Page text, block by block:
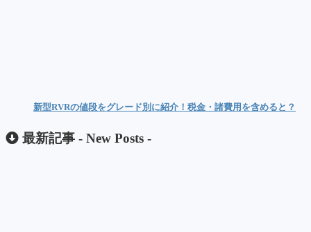
新型RVRの値段をグレード別に紹介！税金・諸費用を含めると？
最新記事 - New Posts -